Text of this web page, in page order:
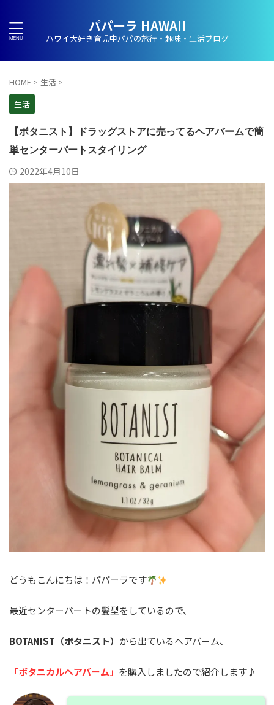
パパーラ HAWAII
ハワイ大好き育児中パパの旅行・趣味・生活ブログ
HOME > 生活 >
生活
【ボタニスト】ドラッグストアに売ってるヘアバームで簡
単センターパートスタイリング
2022年4月10日
どうもこんにちは！パパーラです
最近センターパートの髪型をしているので、
BOTANIST（ボタニスト） から出ているヘアバーム、
「ボタニカルヘアバーム」 を購入しましたので紹介します♪